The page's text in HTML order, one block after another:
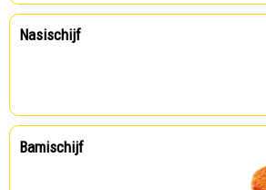
Nasischijf
Bamischijf